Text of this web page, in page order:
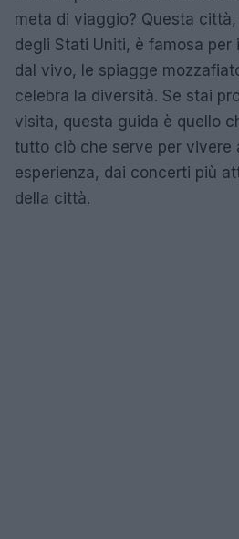
meta di viaggio? Questa
degli Stati Uniti, è famosa per
dal vivo, le spiagge
celebra la diversità. Se stai
visita, questa guida è quello
tutto ciò che serve per vivere
esperienza, dai concerti più
della città.